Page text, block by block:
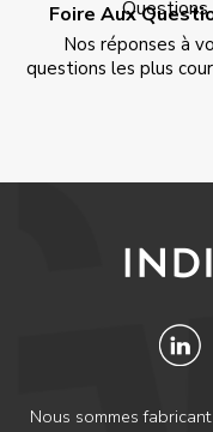
Foire Aux
Nos réponses à
questions les plus
Nous sommes